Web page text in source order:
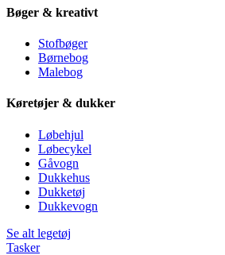
Bøger & kreativt
Stofbøger
Børnebog
Malebog
Køretøjer & dukker
Løbehjul
Løbecykel
Gåvogn
Dukkehus
Dukketøj
Dukkevogn
Se alt legetøj
Tasker